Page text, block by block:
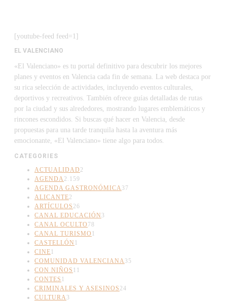
[youtube-feed feed=1]
EL VALENCIANO
«El Valenciano» es tu portal definitivo para descubrir los mejores
planes y eventos en Valencia cada fin de semana. La web destaca por
su rica selección de actividades, incluyendo eventos culturales,
deportivos y recreativos. También ofrece guías detalladas de rutas
por la ciudad y sus alrededores, mostrando lugares emblemáticos y
rincones escondidos. Si buscas qué hacer en Valencia, desde
propuestas para una tarde tranquila hasta la aventura más
emocionante, «El Valenciano» tiene algo para todos.
CATEGORIES
ACTUALIDAD 2
AGENDA2.159
AGENDA GASTRONÓMICA37
ALICANTE2
ARTÍCULOS 26
CANAL EDUCACIÓN 3
CANAL OCULTO 78
CANAL TURISMO 1
CASTELLÓN 1
CINE1
COMUNIDAD VALENCIANA35
CON NIÑOS 11
CONTES 1
CRIMINALES Y ASESINOS 24
CULTURA3